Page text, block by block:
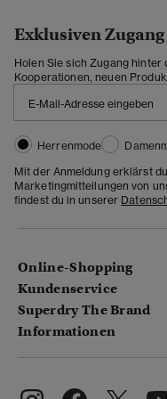
Exklusiven
Holen Sie sich Zugang hinter
Kooperationen, neuen
Herrenmode
Mit der Anmeldung erklärst
Marketingmitteilungen von
findest du in unserer
Online-Shopping
Kundenservice
Superdry The Brand
Informationen